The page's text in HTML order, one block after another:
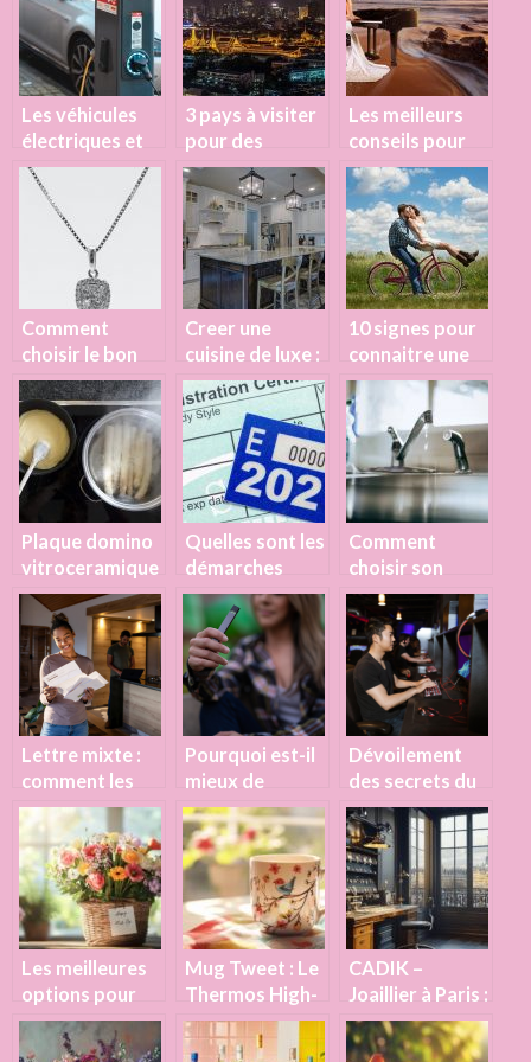
confit et en
poudre
Les véhicules
électriques et
leur station de
recharge
3 pays à visiter
pour des
vacances en
amoureux
Les meilleurs
conseils pour
bien débuter au
piano
Comment
choisir le bon
pendentif en
diamant ?
Creer une
cuisine de luxe :
quelques
astuces
10 signes pour
connaitre une
femme
amoureuse
Plaque domino
vitroceramique
: pourquoi en
avoir dans
votre cuisine ?
Quelles sont les
démarches
pour obtenir
une carte grise
?
Comment
choisir son
robinet
mitigeur ?
Lettre mixte :
comment les
adresses sur
l’envelope ?
Pourquoi est-il
mieux de
vapoter que de
fumer ?
Dévoilement
des secrets du
jeu Thimbles :
apprenez à
jouer sans frais
Les meilleures
options pour
faire livrer des
fleurs pour la
Mug Tweet : Le
Thermos High-
Tech qui Allie
Style et
CADIK –
Joaillier à Paris :
L’engagement
éco-